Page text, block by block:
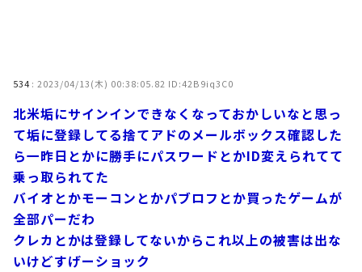
534 : 2023/04/13(木) 00:38:05.82 ID:42B9iq3C0
北米垢にサインインできなくなっておかしいなと思っ
て垢に登録してる捨てアドのメールボックス確認した
ら一昨日とかに勝手にパスワードとかID変えられてて
乗っ取られてた
バイオとかモーコンとかパブロフとか買ったゲームが
全部パーだわ
クレカとかは登録してないからこれ以上の被害は出な
いけどすげーショック